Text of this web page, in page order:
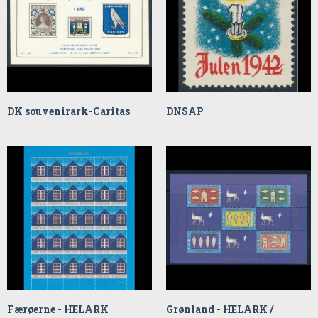
DK souvenirark-Caritas DNSAP
Færøerne - HELARK
Grønland - HELARK /